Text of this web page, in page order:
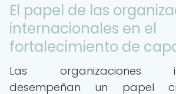
El papel de las
internacionales en el
fortalecimiento de
Las organizaciones
desempeñan un papel